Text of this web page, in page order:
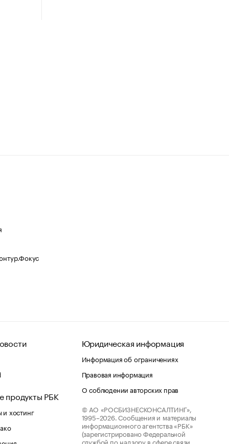
продукты РБК
хостинг
Юридическая информация
Информация об ограничениях
Правовая информация
О соблюдении авторских прав
© АО «РОСБИЗНЕСКОНСАЛТИНГ»,
1995–2026. Сообщения и материалы
информационного агентства «РБК»
(зарегистрировано Федеральной
службой по надзору в сфере связи,